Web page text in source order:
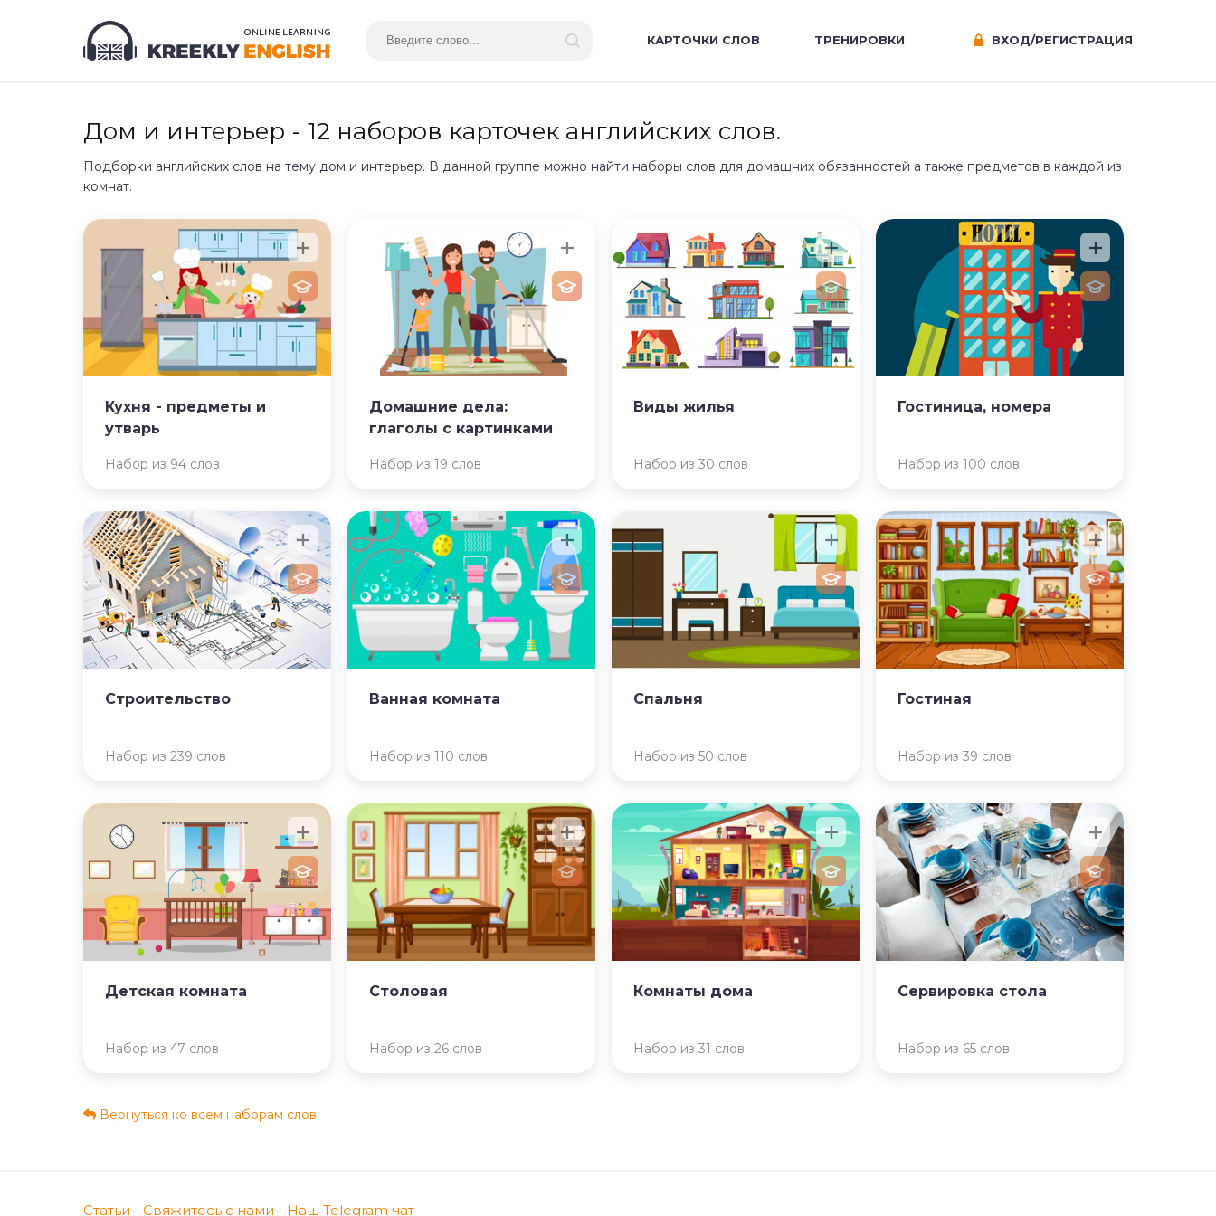
ВХОД/РЕГИСТРАЦИЯ
КАРТОЧКИ СЛОВ ТРЕНИРОВКИ
Дом и интерьер - 12 наборов карточек английских слов.
Подборки английских слов на тему дом и интерьер. В данной группе можно найти наборы слов для домашних обязанностей а также предметов в каждой из
комнат.
Кухня - предметы и
утварь
Набор из 94 слов
Домашние дела:
глаголы с картинками
Набор из 19 слов
Виды жилья
Набор из 30 слов
Гостиница, номера
Набор из 100 слов
Строительство
Набор из 239 слов
Ванная комната
Набор из 110 слов
Спальня
Набор из 50 слов
Гостиная
Набор из 39 слов
Детская комната
Набор из 47 слов
Столовая
Набор из 26 слов
Комнаты дома
Набор из 31 слов
Сервировка стола
Набор из 65 слов
Вернуться ко всем наборам слов
Статьи Свяжитесь с нами Наш Telegram чат